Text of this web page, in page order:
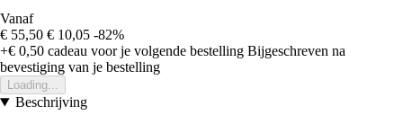
Vanaf
€ 55,50 € 10,05 -82%
+€ 0,50 cadeau voor je volgende bestelling Bijgeschreven na
bevestiging van je bestelling
Loading...
Beschrijving